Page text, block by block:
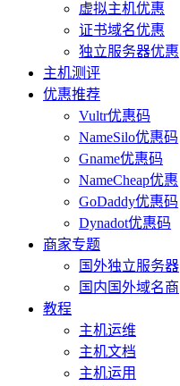
虚拟主机优惠
证书域名优惠
独立服务器优惠
主机测评
优惠推荐
Vultr优惠码
NameSilo优惠码
Gname优惠码
NameCheap优惠
GoDaddy优惠码
Dynadot优惠码
商家专题
国外独立服务器
国内国外域名商
教程
主机运维
主机文档
主机运用